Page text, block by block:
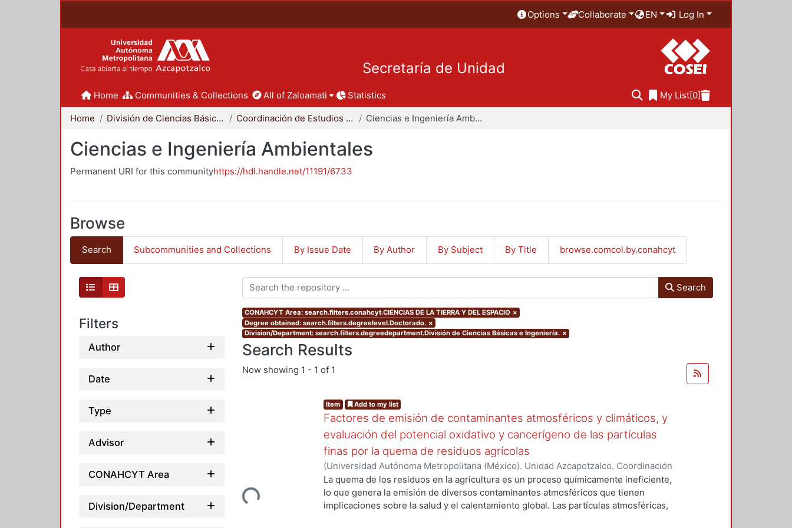
Options Collaborate EN Log In
Secretaría de Unidad
Home Communities & Collections All of Zaloamati Statistics My List[0]
Home División de Ciencias Básicas e Ingeniería Coordinación de Estudios de Posgrado - CBI Ciencias e Ingeniería Ambientales
Ciencias e Ingeniería Ambientales
Permanent URI for this communityhttps://hdl.handle.net/11191/6733
Browse
Search Subcommunities and Collections By Issue Date By Author By Subject By Title browse.comcol.by.conahcyt
Filters
Author
Date
Type
Advisor
CONAHCYT Area
Division/Department
Search
CONAHCYT Area: search.filters.conahcyt.CIENCIAS DE LA TIERRA Y DEL ESPACIO ×
Degree obtained: search.filters.degreelevel.Doctorado. ×
Division/Department: search.filters.degreedepartment.División de Ciencias Básicas e Ingeniería. ×
Search Results
Now showing 1 - 1 of 1
Loading...
Item Add to my list
Factores de emisión de contaminantes atmosféricos y climáticos, y
evaluación del potencial oxidativo y cancerígeno de las partículas
finas por la quema de residuos agrícolas
(Universidad Autónoma Metropolitana (México). Unidad Azcapotzalco. Coordinación
de Servicios de Información.,2017)SANTIAGO DE LA ROSA, NAXIELI
La quema de los residuos en la agricultura es un proceso químicamente ineficiente,
lo que genera la emisión de diversos contaminantes atmosféricos que tienen
implicaciones sobre la salud y el calentamiento global. Las partículas atmosféricas,